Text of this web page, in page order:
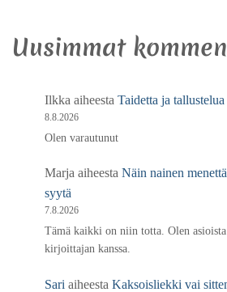
Uusimmat
Ilkka aiheesta Taidetta ja
8.8.2026
Olen varautunut
Marja aiheesta Näin nainen
syytä
7.8.2026
Tämä kaikki on niin totta. Olen asioista
kirjoittajan kanssa.
Sari aiheesta Kaksoisliekki vai